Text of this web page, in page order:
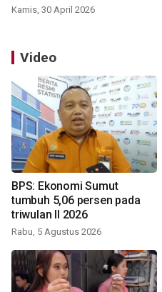
Kamis, 30 April 2026
Video
BPS: Ekonomi Sumut
tumbuh 5,06 persen pada
triwulan II 2026
Rabu, 5 Agustus 2026